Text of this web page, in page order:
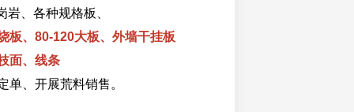
、各种规格板、
板、80-120大板、外墙干挂板
面、线条
单、开展荒料销售。